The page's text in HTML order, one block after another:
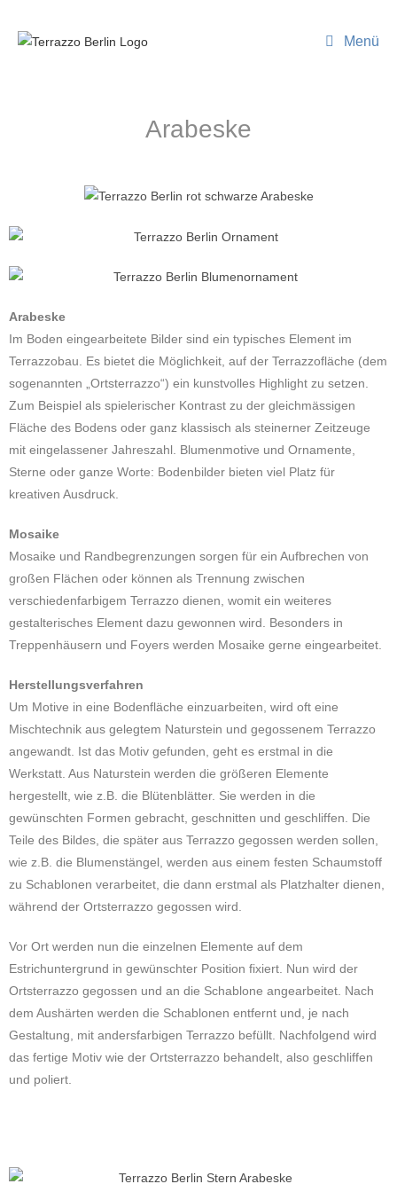
Menü
Arabeske
Arabeske
Im Boden eingearbeitete Bilder sind ein typisches Element im
Terrazzobau. Es bietet die Möglichkeit, auf der Terrazzofläche (dem
sogenannten „Ortsterrazzo“) ein kunstvolles Highlight zu setzen.
Zum Beispiel als spielerischer Kontrast zu der gleichmässigen
Fläche des Bodens oder ganz klassisch als steinerner Zeitzeuge
mit eingelassener Jahreszahl. Blumenmotive und Ornamente,
Sterne oder ganze Worte: Bodenbilder bieten viel Platz für
kreativen Ausdruck.
Mosaike
Mosaike und Randbegrenzungen sorgen für ein Aufbrechen von
großen Flächen oder können als Trennung zwischen
verschiedenfarbigem Terrazzo dienen, womit ein weiteres
gestalterisches Element dazu gewonnen wird. Besonders in
Treppenhäusern und Foyers werden Mosaike gerne eingearbeitet.
Herstellungsverfahren
Um Motive in eine Bodenfläche einzuarbeiten, wird oft eine
Mischtechnik aus gelegtem Naturstein und gegossenem Terrazzo
angewandt. Ist das Motiv gefunden, geht es erstmal in die
Werkstatt. Aus Naturstein werden die größeren Elemente
hergestellt, wie z.B. die Blütenblätter. Sie werden in die
gewünschten Formen gebracht, geschnitten und geschliffen. Die
Teile des Bildes, die später aus Terrazzo gegossen werden sollen,
wie z.B. die Blumenstängel, werden aus einem festen Schaumstoff
zu Schablonen verarbeitet, die dann erstmal als Platzhalter dienen,
während der Ortsterrazzo gegossen wird.
Vor Ort werden nun die einzelnen Elemente auf dem
Estrichuntergrund in gewünschter Position fixiert. Nun wird der
Ortsterrazzo gegossen und an die Schablone angearbeitet. Nach
dem Aushärten werden die Schablonen entfernt und, je nach
Gestaltung, mit andersfarbigen Terrazzo befüllt. Nachfolgend wird
das fertige Motiv wie der Ortsterrazzo behandelt, also geschliffen
und poliert.